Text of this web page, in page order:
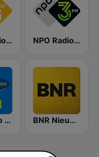
NPO Radio 5 NPO Radio 3FM
Sky Radio 80's Hits BNR Nieuwsradio